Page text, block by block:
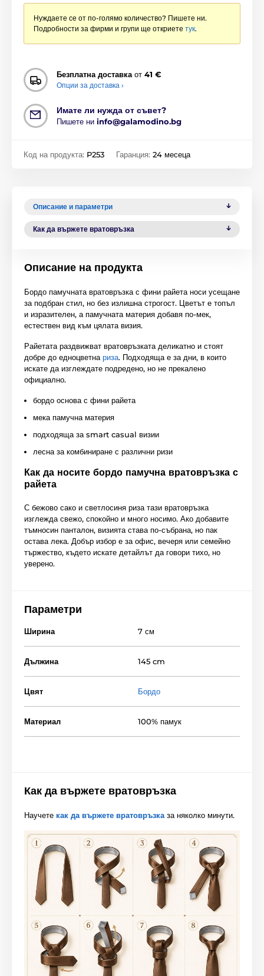
Нуждаете се от по-голямо количество? Пишете ни.
Подробности за фирми и групи ще откриете тук.
Безплатна доставкаот 41 €
Опции за доставка ›
Имате ли нужда от съвет?
Пишете ни info@galamodino.bg
Код на продукта: P253 Гаранция: 24 месеца
Описание и параметри
Как да вържете вратовръзка
Описание на продукта
Бордо памучната вратовръзка с фини райета носи усещане
за подбран стил, но без излишна строгост. Цветът е топъл
и изразителен, а памучната материя добавя по-мек,
естествен вид към цялата визия.
Райетата раздвижват вратовръзката деликатно и стоят
добре до едноцветна риза. Подходяща е за дни, в които
искате да изглеждате подредено, но не прекалено
официално.
бордо основа с фини райета
мека памучна материя
подходяща за smart casual визии
лесна за комбиниране с различни ризи
Как да носите бордо памучна вратовръзка с
райета
С бежово сако и светлосиня риза тази вратовръзка
изглежда свежо, спокойно и много носимо. Ако добавите
тъмносин панталон, визията става по-събрана, но пак
остава лека. Добър избор е за офис, вечеря или семейно
тържество, където искате детайлът да говори тихо, но
уверено.
Параметри
Ширина 7 см
Дължина 145 cm
Цвят Бордо
Материал 100% памук
Как да вържете вратовръзка
Научете как да вържете вратовръзка за няколко минути.